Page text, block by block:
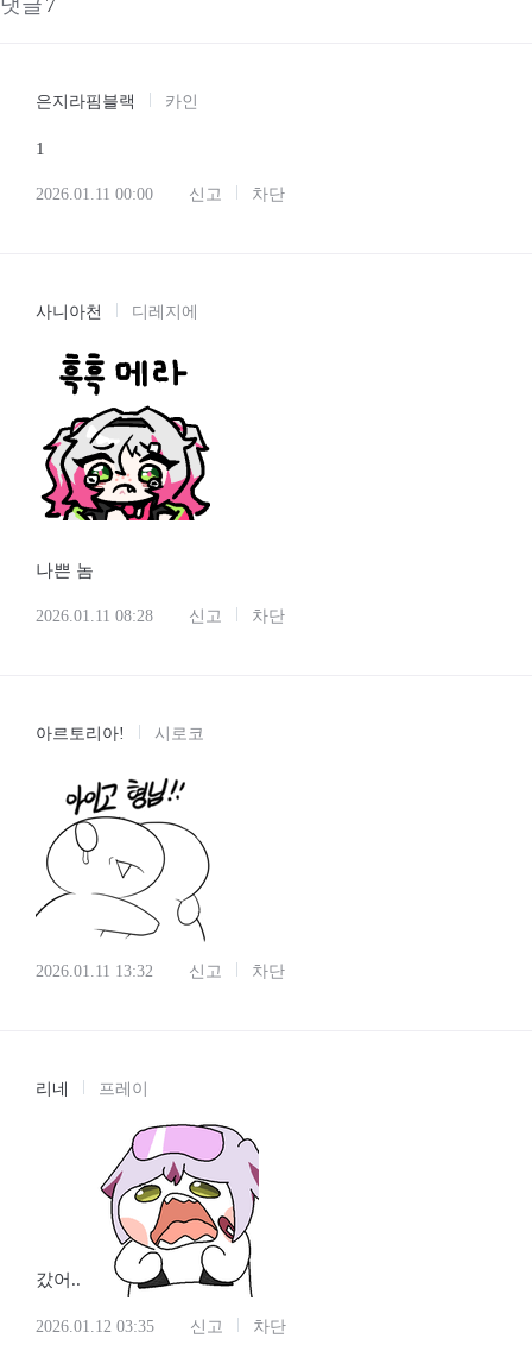
은지라핌블랙 카인
1
2026.01.11 00:00 신고 차단
사니아천 디레지에
나쁜 놈
2026.01.11 08:28 신고 차단
아르토리아! 시로코
2026.01.11 13:32 신고 차단
리네 프레이
갔어..
2026.01.12 03:35 신고 차단